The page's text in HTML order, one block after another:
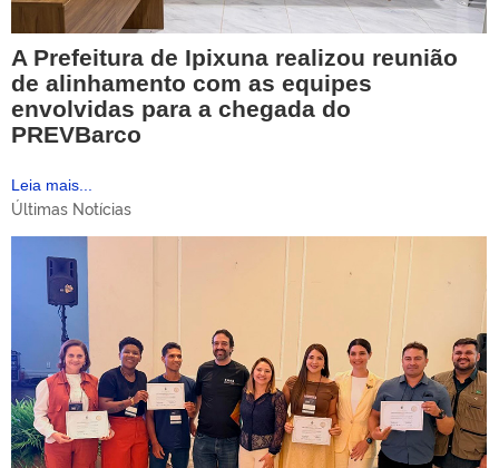
A Prefeitura de Ipixuna realizou reunião
de alinhamento com as equipes
envolvidas para a chegada do
PREVBarco
Leia mais...
Últimas Notícias